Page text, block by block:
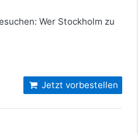
Wer Stockholm zu
Jetzt vorbestellen